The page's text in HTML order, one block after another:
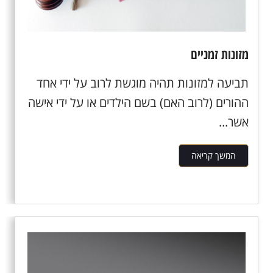
מזונות זמניים
תביעה למזונות תהיה מוגשת לרוב על ידי אחד
ההורים (לרוב האם) בשם הילדים או על ידי אישה
אשר...
המשך קריאה